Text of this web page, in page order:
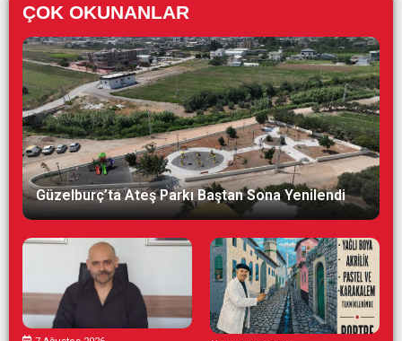
ÇOK OKUNANLAR
Güzelburç’ta Ateş Parkı Baştan Sona Yenilendi